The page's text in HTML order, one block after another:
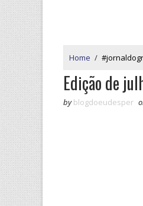
Home /
Edição de
by blogdoeudesper